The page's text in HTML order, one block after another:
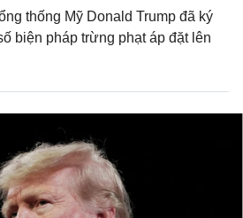
thống Mỹ Donald Trump đã ký
biện pháp trừng phạt áp đặt lên